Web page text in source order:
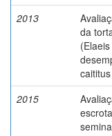
2013
da
2015